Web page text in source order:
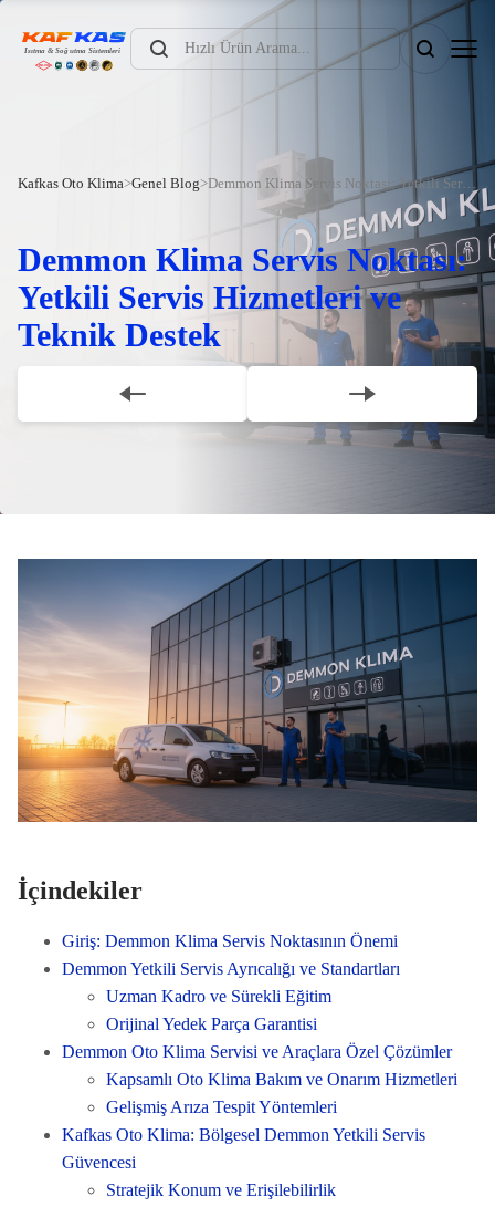
Products
search
Kafkas Oto Klima>Genel Blog> Demmon Klima Servis Noktası: Yetkili Servis Hizmetleri ve Teknik Destek
Demmon Klima Servis Noktası:
Yetkili Servis Hizmetleri ve
Teknik Destek
İçindekiler
Giriş: Demmon Klima Servis Noktasının Önemi
Demmon Yetkili Servis Ayrıcalığı ve Standartları
Uzman Kadro ve Sürekli Eğitim
Orijinal Yedek Parça Garantisi
Demmon Oto Klima Servisi ve Araçlara Özel Çözümler
Kapsamlı Oto Klima Bakım ve Onarım Hizmetleri
Gelişmiş Arıza Tespit Yöntemleri
Kafkas Oto Klima: Bölgesel Demmon Yetkili Servis
Güvencesi
Stratejik Konum ve Erişilebilirlik